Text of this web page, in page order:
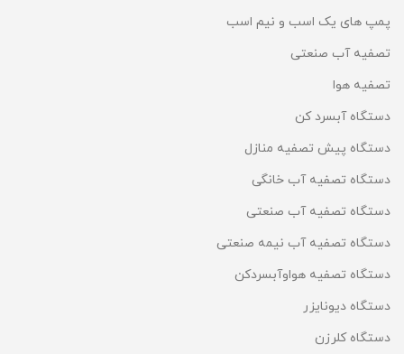
پمپ های یک اسب و نیم اسب
تصفیه آب صنعتی
تصفیه هوا
دستگاه آبسرد کن
دستگاه پیش تصفیه منازل
دستگاه تصفیه آب خانگی
دستگاه تصفیه آب صنعتی
دستگاه تصفیه آب نیمه صنعتی
دستگاه تصفیه هواوآبسردکن
دستگاه دیونایزر
دستگاه کلرزن